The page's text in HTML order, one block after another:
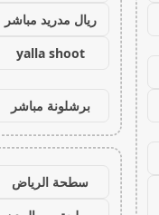
ريال مدريد مباشر
yalla shoot
برشلونة مباشر
سطحة الرياض